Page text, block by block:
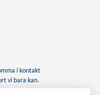
i kontakt
vi bara kan.